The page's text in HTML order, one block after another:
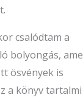
csalódtam a
bolyongás,
ösvények is
a könyv tartalmi